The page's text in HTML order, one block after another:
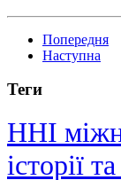
Попередня
Наступна
Теги
ННІ
історії